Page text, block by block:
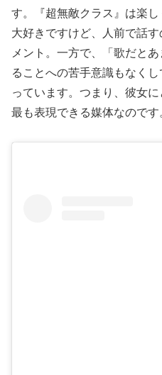
す。『超無敵クラス』は楽
大好きですけど、人前で話
メント。一方で、「歌だと
ることへの苦手意識もなく
っています。つまり、彼女
最も表現できる媒体なのです